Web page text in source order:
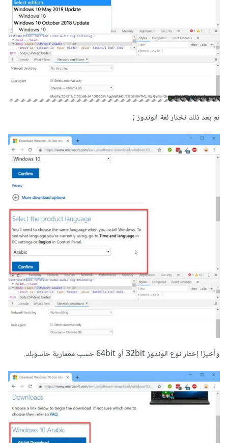
ثم بعد ذلك نختار لغة الوندوز ;
وأخيرًا إختار نوع الوندوز 32bit أو 64bit حسب معمارية حاسوبك.